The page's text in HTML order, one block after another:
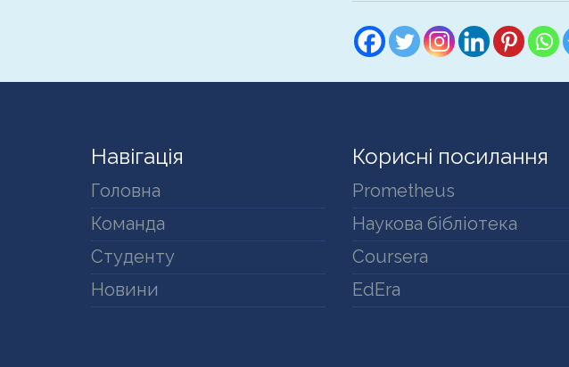
Навігація
Головна
Команда
Студенту
Новини
Корисні посилання
Prometheus
Наукова бібліотека
Coursera
EdEra